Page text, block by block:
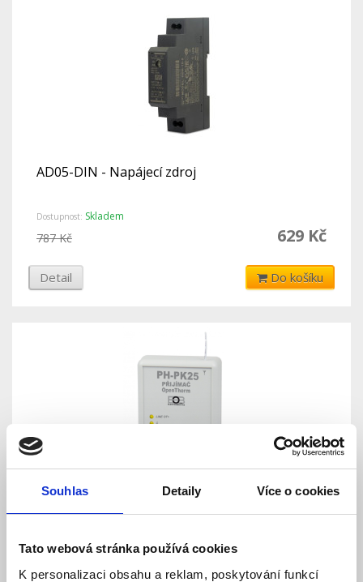
Souhlas Detaily Více o cookies
Tato webová stránka používá cookies
K personalizaci obsahu a reklam, poskytování funkcí
AD05-DIN - Napájecí zdroj
Dostupnost: Skladem
629 Kč
787 Kč
Detail Do košíku
PH-PK25 - Přijímač pro kotle s OpenTherm
Dostupnost:Skladem
2 710 Kč
3 388 Kč